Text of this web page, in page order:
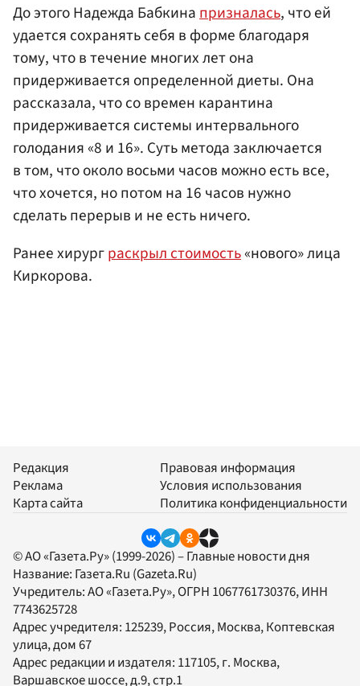
До этого Надежда Бабкинапризналась, что ей
удается сохранять себя в форме благодаря
тому, что в течение многих лет она
придерживается определенной диеты. Она
рассказала, что со времен карантина
придерживается системы интервального
голодания «8 и 16». Суть метода заключается
в том, что около восьми часов можно есть все,
что хочется, но потом на 16 часов нужно
сделать перерыв и не есть ничего.
Ранее хирурграскрыл стоимость«нового» лица
Киркорова.
Редакция
Реклама
Карта сайта
Правовая информация
Условия использования
Политика конфиденциальности
© АО «Газета.Ру» (1999-2026) – Главные новости дня
Название: Газета.Ru (Gazeta.Ru)
Учредитель:АО «Газета.Ру», ОГРН 1067761730376, ИНН
7743625728
Адрес учредителя: 125239, Россия, Москва, Коптевская
улица, дом 67
Адрес редакции и издателя: 117105, г. Москва,
Варшавское шоссе, д.9, стр.1